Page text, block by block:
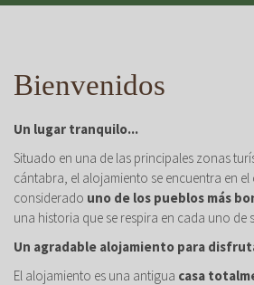
Bienvenidos
Un lugar tranquilo...
Situado en una de las principales zonas
cántabra, el alojamiento se encuentra en el
considerado uno de los pueblos más
una historia que se respira en cada uno de
Un agradable alojamiento para
El alojamiento es una antigua casa